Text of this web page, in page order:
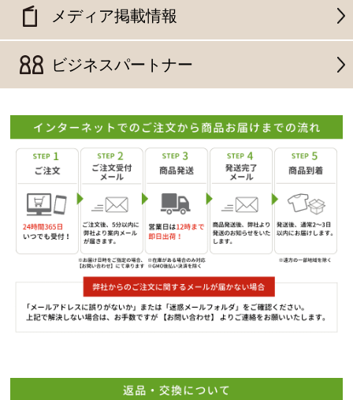
メディア掲載情報
ビジネスパートナー